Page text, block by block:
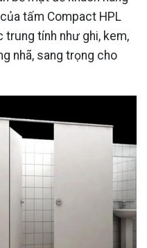
tấm Compact HPL
tính như ghi, kem,
nhã, sang trọng cho